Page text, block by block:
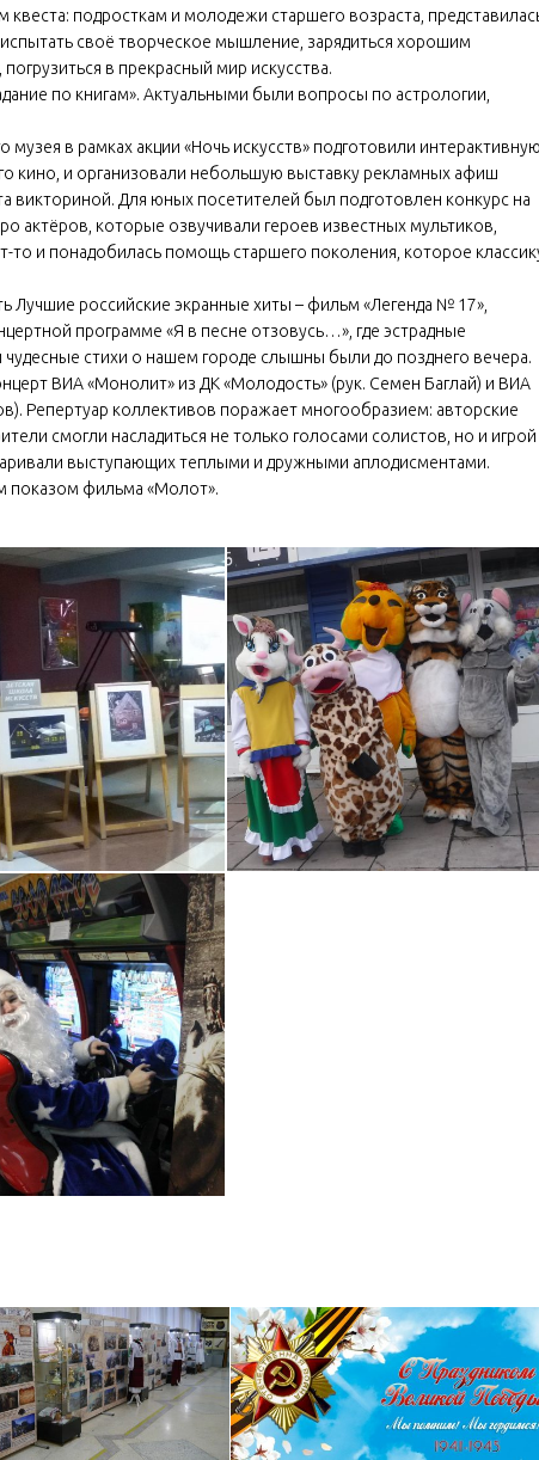
подросткам и молодежи старшего возраста,
своё творческое мышление, зарядиться хорошим
в прекрасный мир искусства.
по книгам». Актуальными были вопросы по астрологии,
в рамках акции «Ночь искусств» подготовили интерактивную
кино, и организовали небольшую выставку рекламных афиш
викториной. Для юных посетителей был подготовлен конкурс на
которые озвучивали героев известных мультиков,
и понадобилась помощь старшего поколения, которое
Лучшие российские экранные хиты – фильм «Легенда № 17»,
программе «Я в песне отзовусь…», где эстрадные
стихи о нашем городе слышны были до позднего вечера.
ВИА «Монолит» из ДК «Молодость» (рук. Семен Баглай) и ВИА
Репертуар коллективов поражает многообразием: авторские
смогли насладиться не только голосами солистов, но и игрой
выступающих теплыми и дружными аплодисментами.
показом фильма «Молот».